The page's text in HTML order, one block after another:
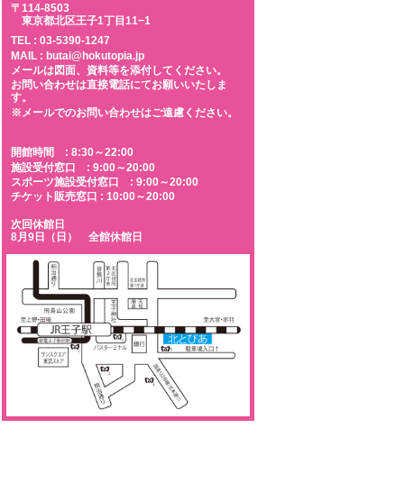
〒114-8503
東京都北区王子1丁目11−1
TEL : 03-5390-1247
MAIL : butai@hokutopia.jp
メールは図面、資料等を添付してください。
お問い合わせは直接電話にてお願いいたしま
す。
※メールでのお問い合わせはご遠慮ください。
開館時間 : 8:30～22:00
施設受付窓口 : 9:00～20:00
スポーツ施設受付窓口 : 9:00～20:00
チケット販売窓口 : 10:00～20:00
次回休館日
8月9日（日） 全館休館日